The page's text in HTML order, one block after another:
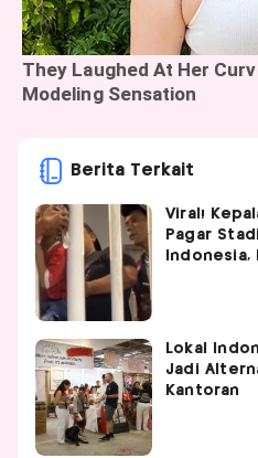
Berita Terkait
Viral!
Pagar
Indonesia,
Lokal
Jadi
Kantoran